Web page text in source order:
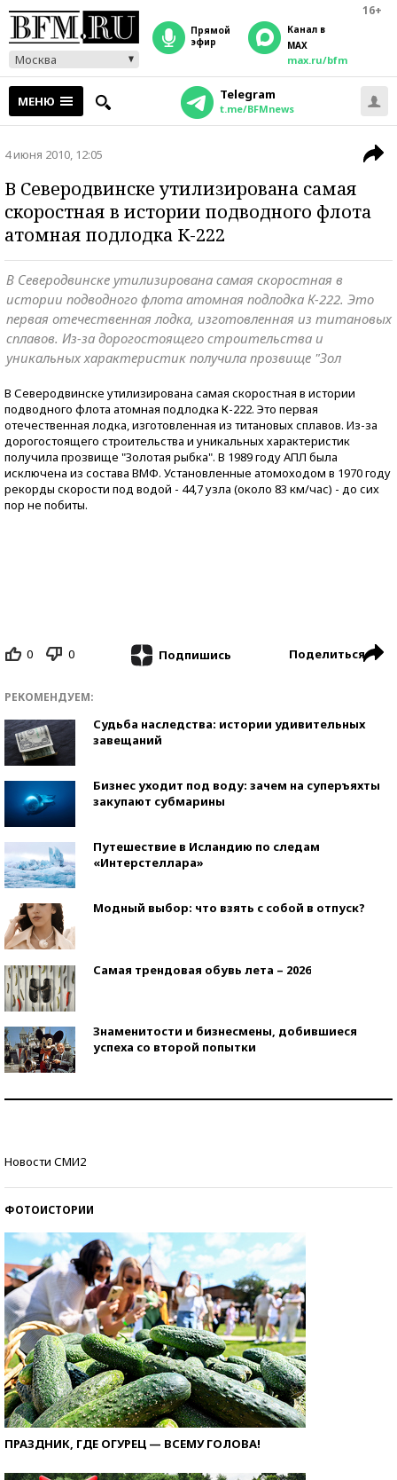
16+
Москва
прямой
эфир
Канал в
MAX
max.ru/bfm
МЕНЮ Telegram
t.me/BFMnews
4 июня 2010, 12:05
В Северодвинске утилизирована самая
скоростная в истории подводного флота
атомная подлодка К-222
В Северодвинске утилизирована самая скоростная в
истории подводного флота атомная подлодка К-222. Это
первая отечественная лодка, изготовленная из титановых
сплавов. Из-за дорогостоящего строительства и
уникальных характеристик получила прозвище "Зол
В Северодвинске утилизирована самая скоростная в истории
подводного флота атомная подлодка К-222. Это первая
отечественная лодка, изготовленная из титановых сплавов. Из-за
дорогостоящего строительства и уникальных характеристик
получила прозвище "Золотая рыбка". В 1989 году АПЛ была
исключена из состава ВМФ. Установленные атомоходом в 1970 году
рекорды скорости под водой - 44,7 узла (около 83 км/час) - до сих
пор не побиты.
0 0 Подпишись Поделиться
РЕКОМЕНДУЕМ:
Судьба наследства: истории удивительных
завещаний
Бизнес уходит под воду: зачем на суперъяхты
закупают субмарины
Путешествие в Исландию по следам
«Интерстеллара»
Модный выбор: что взять с собой в отпуск?
Самая трендовая обувь лета – 2026
Знаменитости и бизнесмены, добившиеся
успеха со второй попытки
Новости СМИ2
ФОТОИСТОРИИ
ПРАЗДНИК, ГДЕ ОГУРЕЦ — ВСЕМУ ГОЛОВА!